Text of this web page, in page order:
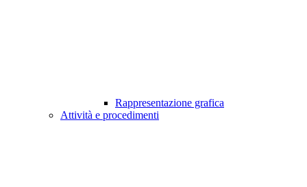
Rappresentazione grafica
Attività e procedimenti